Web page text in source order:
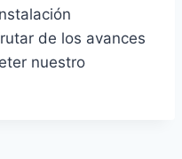
de los avances
nuestro